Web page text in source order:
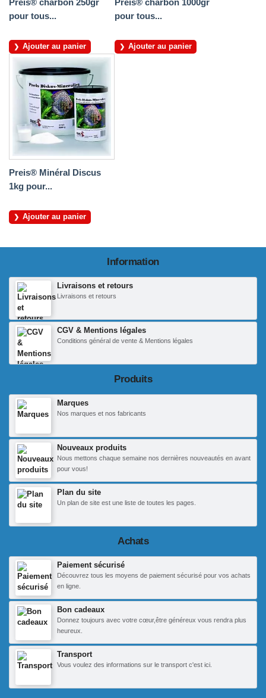
Preis® charbon 250gr
pour tous...
Ajouter au panier
Preis® charbon 1000gr
pour tous...
Ajouter au panier
Preis® Minéral Discus
1kg pour...
Ajouter au panier
Information
Livraisons et retours
Livraisons et retours
CGV & Mentions légales
Conditions général de vente & Mentions légales
Produits
Marques
Nos marques et nos fabricants
Nouveaux produits
Nous mettons chaque semaine nos dernières nouveautés en avant
pour vous!
Plan du site
Un plan de site est une liste de toutes les pages.
Achats
Paiement sécurisé
Découvrez tous les moyens de paiement sécurisé pour vos achats
en ligne.
Bon cadeaux
Donnez toujours avec votre cœur,être généreux vous rendra plus
heureux.
Transport
Vous voulez des informations sur le transport c'est ici.